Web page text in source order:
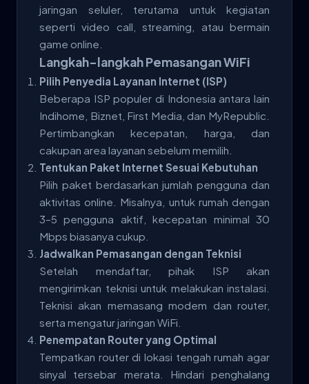
jaringan seluler, terutama untuk kegiatan
seperti video call, streaming, atau bermain
game online.
Langkah-langkah Pemasangan WiFi
Pilih Penyedia Layanan Internet (ISP)
Beberapa ISP populer di Indonesia antara lain
Indihome, Biznet, First Media, dan MyRepublic.
Pertimbangkan kecepatan, harga, dan
cakupan area layanan sebelum memilih.
Tentukan Paket Internet Sesuai Kebutuhan
Pilih paket berdasarkan jumlah pengguna dan
aktivitas online. Misalnya, untuk rumah dengan
3–5 pengguna aktif, kecepatan minimal 30
Mbps biasanya cukup.
Jadwalkan Pemasangan dengan Teknisi
Setelah mendaftar, pihak ISP akan
mengirimkan teknisi untuk melakukan instalasi.
Teknisi akan memasang modem dan router,
serta mengatur jaringan WiFi.
Penempatan Router yang Optimal
Tempatkan router di lokasi tengah rumah agar
sinyal tersebar merata. Hindari penghalang